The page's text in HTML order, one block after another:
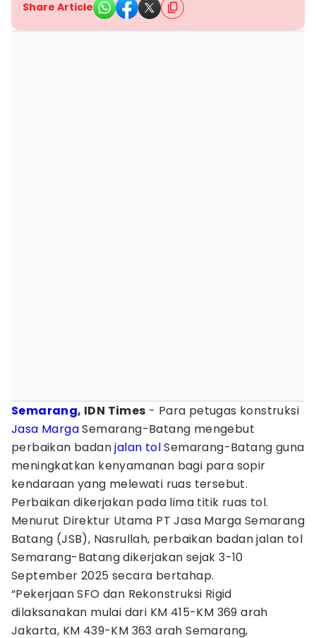
Share Article
Semarang, IDN Times - Para petugas konstruksi
Jasa MargaSemarang-Batang mengebut
perbaikan badanjalan tolSemarang-Batang guna
meningkatkan kenyamanan bagi para sopir
kendaraan yang melewati ruas tersebut.
Perbaikan dikerjakan pada lima titik ruas tol.
Menurut Direktur Utama PT Jasa Marga Semarang
Batang (JSB), Nasrullah, perbaikan badan jalan tol
Semarang-Batang dikerjakan sejak 3-10
September 2025 secara bertahap.
“Pekerjaan SFO dan Rekonstruksi Rigid
dilaksanakan mulai dari KM 415-KM 369 arah
Jakarta, KM 439-KM 363 arah Semarang,